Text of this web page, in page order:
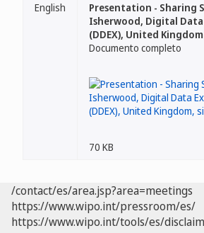
English
Presentation - Sharing
Isherwood, Digital Data
(DDEX), United Kingdom
Documento completo
70 KB
/contact/es/area.jsp?area=meetings
https://www.wipo.int/pressroom/es/
https://www.wipo.int/tools/es/